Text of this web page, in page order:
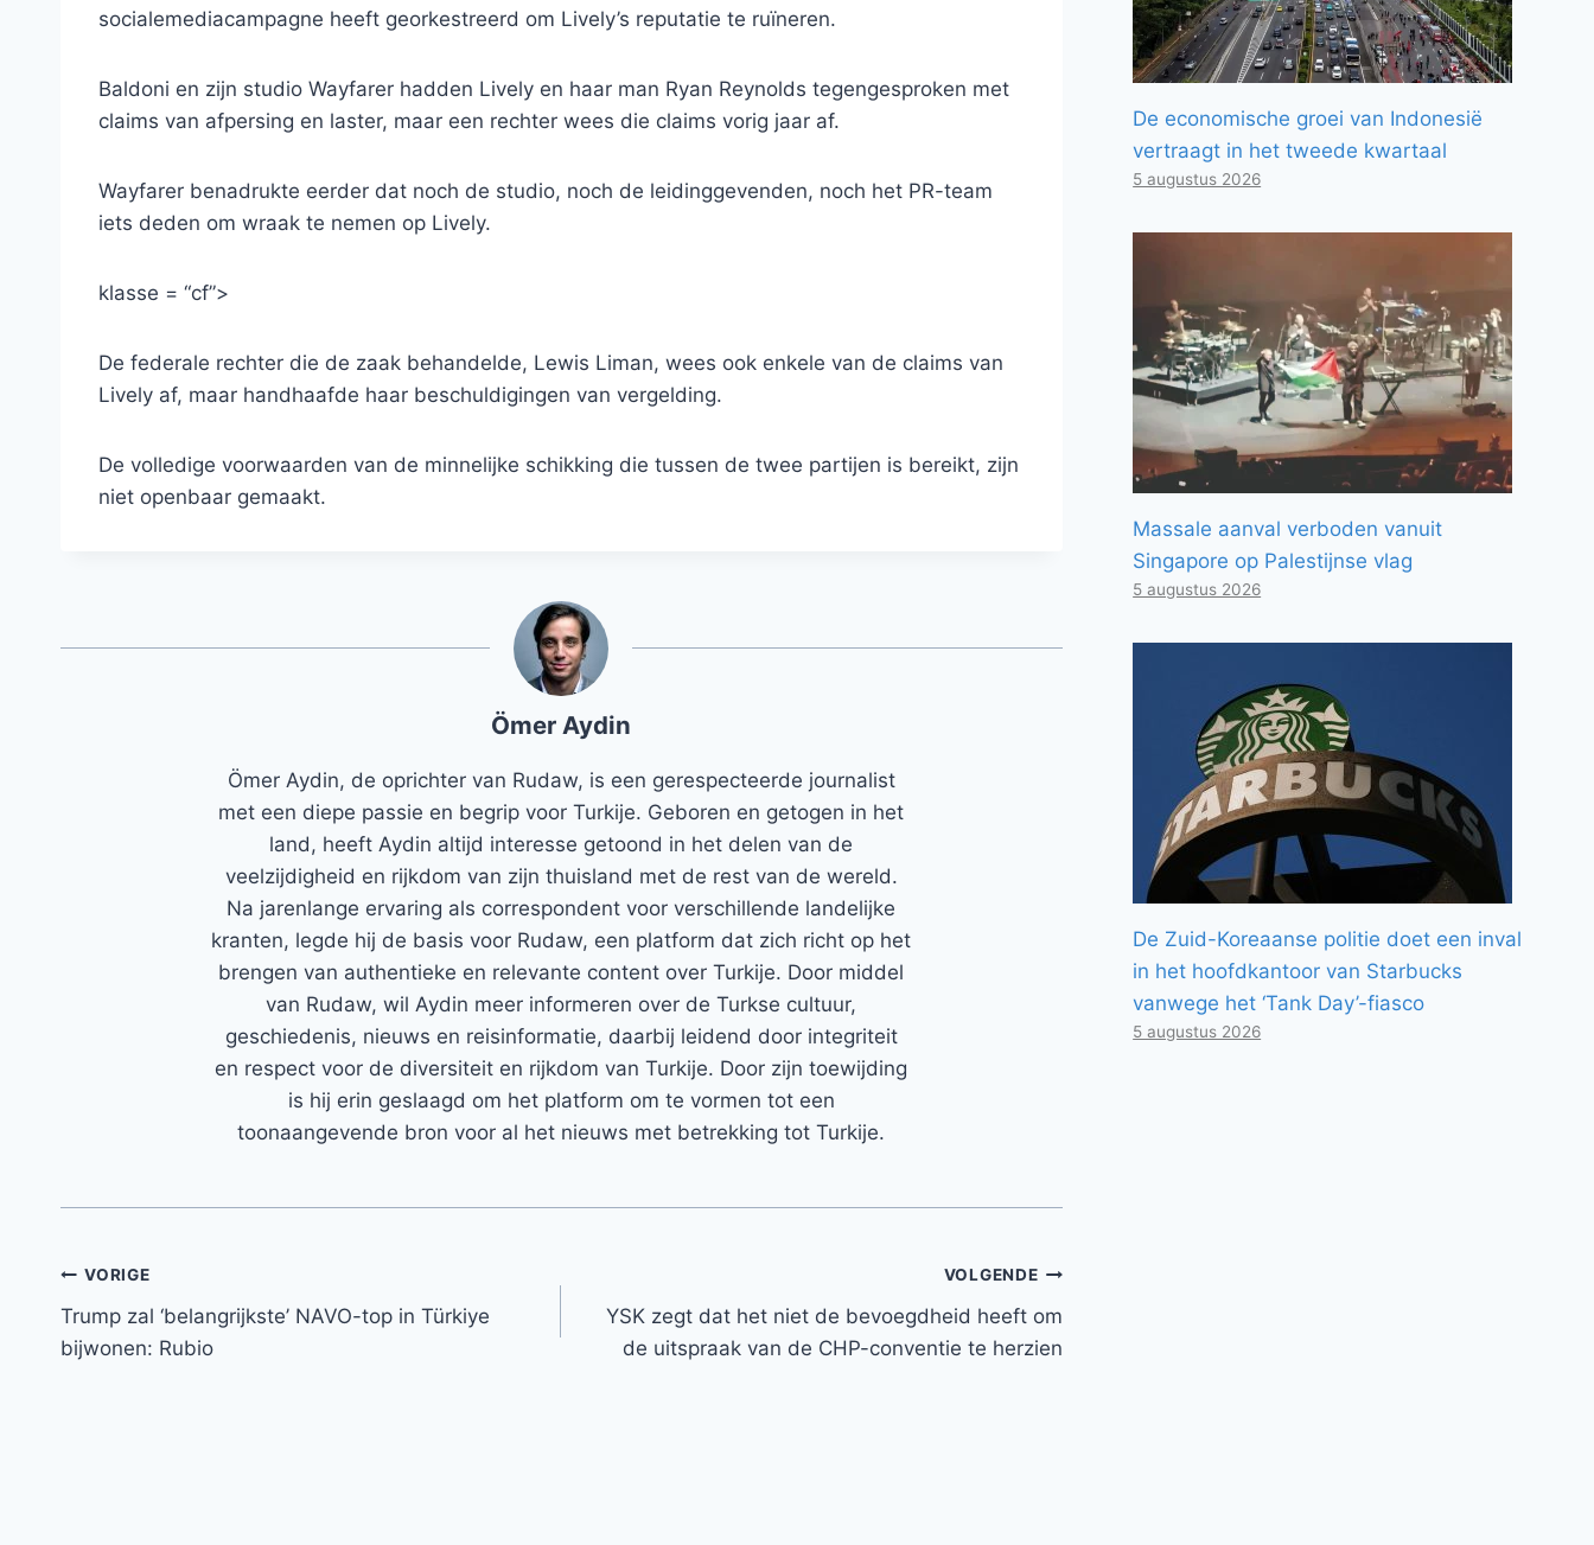
socialemediacampagne heeft georkestreerd om Lively’s reputatie te ruïneren.
Baldoni en zijn studio Wayfarer hadden Lively en haar man Ryan Reynolds tegengesproken met
claims van afpersing en laster, maar een rechter wees die claims vorig jaar af.
Wayfarer benadrukte eerder dat noch de studio, noch de leidinggevenden, noch het PR-team
iets deden om wraak te nemen op Lively.
klasse = “cf”>
De federale rechter die de zaak behandelde, Lewis Liman, wees ook enkele van de claims van
Lively af, maar handhaafde haar beschuldigingen van vergelding.
De volledige voorwaarden van de minnelijke schikking die tussen de twee partijen is bereikt, zijn
niet openbaar gemaakt.
Ömer Aydin
Ömer Aydin, de oprichter van Rudaw, is een gerespecteerde journalist
met een diepe passie en begrip voor Turkije. Geboren en getogen in het
land, heeft Aydin altijd interesse getoond in het delen van de
veelzijdigheid en rijkdom van zijn thuisland met de rest van de wereld.
Na jarenlange ervaring als correspondent voor verschillende landelijke
kranten, legde hij de basis voor Rudaw, een platform dat zich richt op het
brengen van authentieke en relevante content over Turkije. Door middel
van Rudaw, wil Aydin meer informeren over de Turkse cultuur,
geschiedenis, nieuws en reisinformatie, daarbij leidend door integriteit
en respect voor de diversiteit en rijkdom van Turkije. Door zijn toewijding
is hij erin geslaagd om het platform om te vormen tot een
toonaangevende bron voor al het nieuws met betrekking tot Turkije.
Bericht
navigatie
VORIGE
Trump zal ‘belangrijkste’ NAVO-top in Türkiye
bijwonen: Rubio
VOLGENDE
YSK zegt dat het niet de bevoegdheid heeft om
de uitspraak van de CHP-conventie te herzien
De economische groei van Indonesië
vertraagt ​​in het tweede kwartaal
5 augustus 2026
Massale aanval verboden vanuit
Singapore op Palestijnse vlag
5 augustus 2026
De Zuid-Koreaanse politie doet een inval
in het hoofdkantoor van Starbucks
vanwege het ‘Tank Day’-fiasco
5 augustus 2026